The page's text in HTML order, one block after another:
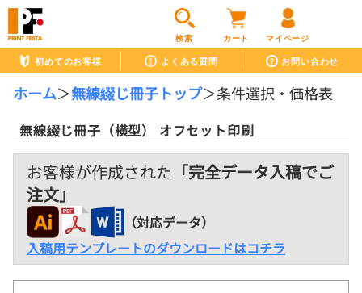
検索 カート マイページ
初めてのお客様 よくある質問 お問い合わせ
ホーム＞無線綴じ冊子トップ＞条件選択・価格表
無線綴じ冊子（横型） オフセット印刷
お客様が作成された 「完全データ入稿でご
注文」
（対応データ）
入稿用テンプレートのダウンロードはコチラ